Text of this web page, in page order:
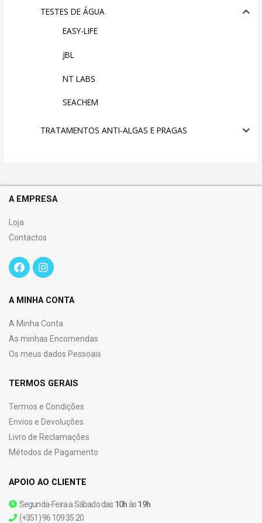
TESTES DE ÁGUA
EASY-LIFE
JBL
NT LABS
SEACHEM
TRATAMENTOS ANTI-ALGAS E PRAGAS
A EMPRESA
Loja
Contactos
A MINHA CONTA
A Minha Conta
As minhas Encomendas
Os meus dados Pessoais
TERMOS GERAIS
Termos e Condições
Envios e Devoluções
Livro de Reclamações
Métodos de Pagamento
APOIO AO CLIENTE
Segunda-Feira a Sábado das 10h às19h
(+351) 96 109 35 20